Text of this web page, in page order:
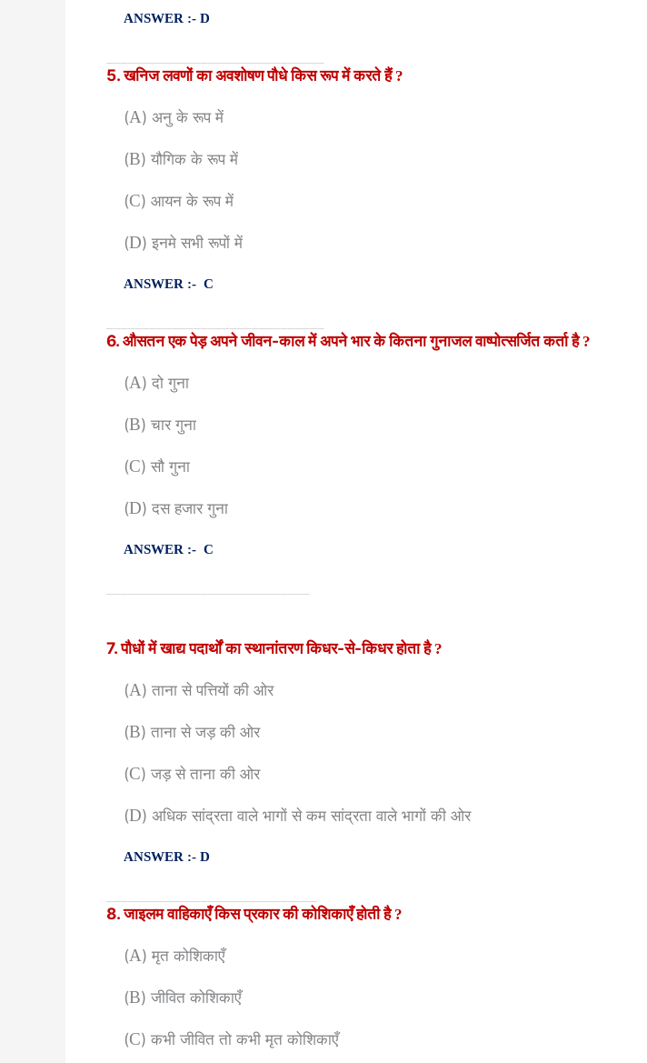
ANSWER :- D
5. खनिज लवणों का अवशोषण पौधे किस रूप में करते हैं?
(A) अनु के रूप में
(B) यौगिक के रूप में
(C) आयन के रूप में
(D) इनमे सभी रूपों में
ANSWER :- C
6. औसतन एक पेड़ अपने जीवन-काल में अपने भार के कितना गुनाजल वाष्पोत्सर्जित कर्ता है?
(A) दो गुना
(B) चार गुना
(C) सौ गुना
(D) दस हजार गुना
ANSWER :- C
7. पौधों में खाद्य पदार्थों का स्थानांतरण किधर-से-किधर होता है?
(A) ताना से पत्तियों की ओर
(B) ताना से जड़ की ओर
(C) जड़ से ताना की ओर
(D) अधिक सांद्रता वाले भागों से कम सांद्रता वाले भागों की ओर
ANSWER :- D
8. जाइलम वाहिकाएँ किस प्रकार की कोशिकाएँ होती है?
(A) मृत कोशिकाएँ
(B) जीवित कोशिकाएँ
(C) कभी जीवित तो कभी मृत कोशिकाएँ